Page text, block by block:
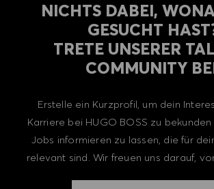
NICHTS DABEI,
GESUCHT
TRETE UNSERER
COMMUNITY
Erstelle ein Kurzprofil, um dein
Karriere bei HUGO BOSS zu
Jobs informieren zu lassen, die für
relevant sind. Wir freuen uns darauf,